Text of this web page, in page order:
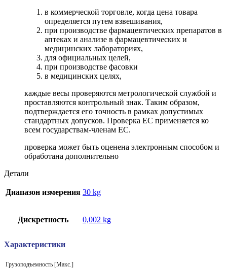
в коммерческой торговле, когда цена товара
определяется путем взвешивания,
при производстве фармацевтических препаратов в
аптеках и анализе в фармацевтических и
медицинских лабораториях,
для официальных целей,
при производстве фасовки
в медицинских целях,
каждые весы проверяются метрологической службой и
проставляются контрольный знак. Таким образом,
подтверждается его точность в рамках допустимых
стандартных допусков. Проверка ЕС применяется ко
всем государствам-членам ЕС.
проверка может быть оценена электронным способом и
обработана дополнительно
Детали
Диапазон измерения 30 kg
Дискретность 0,002 kg
Характеристики
Грузоподъемность [Макс.]